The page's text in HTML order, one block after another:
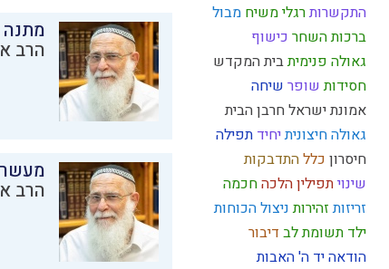
התקשרותרגלי משיח מבול
ברכות השחר כישוף
גאולה פנימיתבית המקדש
חסידות שופר שיחה
אמונת ישראלחרבן הבית
גאולה חיצוניתיחיד תפילה
חיסרון כללהתדבקות
שינויתפיליןהלכהחכמה
זריזותזהירותניצול הכוחות
ילד תשומת לב דיבור
הודאהיד ה'האבות
מתנה
הרב
הרב